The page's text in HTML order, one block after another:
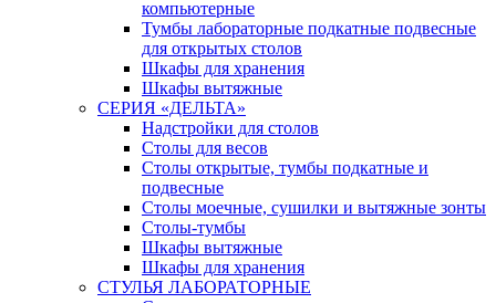
компьютерные
Тумбы лабораторные подкатные подвесные
для открытых столов
Шкафы для хранения
Шкафы вытяжные
СЕРИЯ «ДЕЛЬТА»
Надстройки для столов
Столы для весов
Столы открытые, тумбы подкатные и
подвесные
Столы моечные, сушилки и вытяжные зонты
Столы-тумбы
Шкафы вытяжные
Шкафы для хранения
СТУЛЬЯ ЛАБОРАТОРНЫЕ